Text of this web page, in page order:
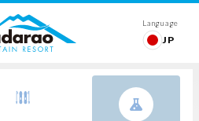
Language
JP